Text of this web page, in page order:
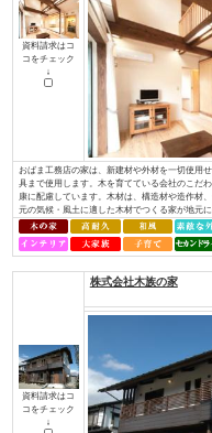
ほんとうに安心して暮らせる
か？ 私たちは“家”という観
ある豊富な良い木材を 先進
る。 日...
（株）ア